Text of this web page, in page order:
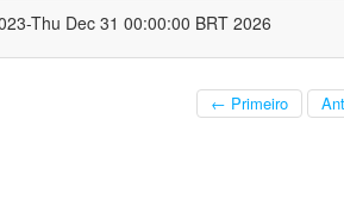
Thu Dec 31 00:00:00 BRT 2026
← Primeiro